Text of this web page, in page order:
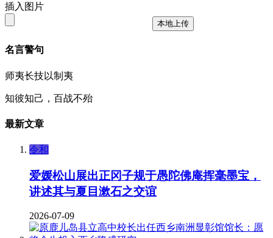
插入图片
本地上传
名言警句
师夷长技以制夷
知彼知己，百战不殆
最新文章
令和
爱媛松山展出正冈子规于愚陀佛庵挥毫墨宝，
讲述其与夏目漱石之交谊
2026-07-09